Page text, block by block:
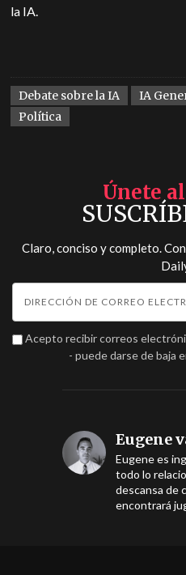
la IA.
Debate sobre la IA IA
Política
Únete
Claro, conciso y completo.
Acepto recibir correos
- puede darse de baja
Eugene
Eugene es
todo lo
descansa de
encontrará